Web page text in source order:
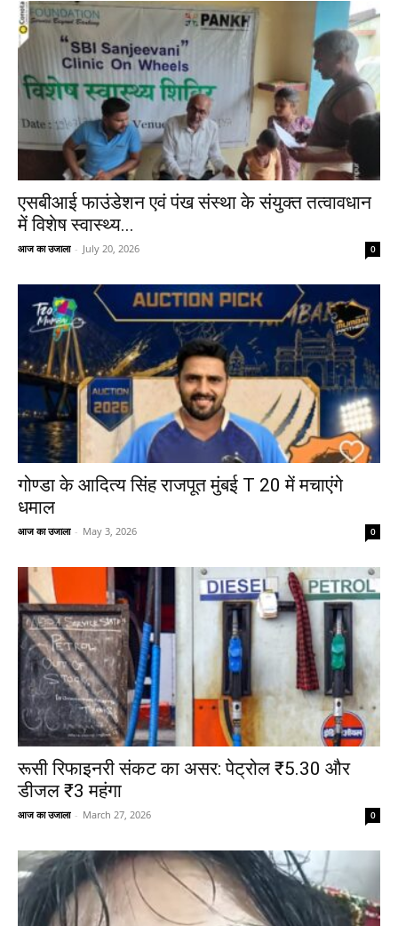
एसबीआई फाउंडेशन एवं पंख संस्था के संयुक्त तत्वावधान
में विशेष स्वास्थ्य...
आज का उजाला - July 20, 2026 0
गोण्डा के आदित्य सिंह राजपूत मुंबई T 20 में मचाएंगे
धमाल
आज का उजाला - May 3, 2026 0
रूसी रिफाइनरी संकट का असर: पेट्रोल ₹5.30 और
डीजल ₹3 महंगा
आज का उजाला - March 27, 2026 0